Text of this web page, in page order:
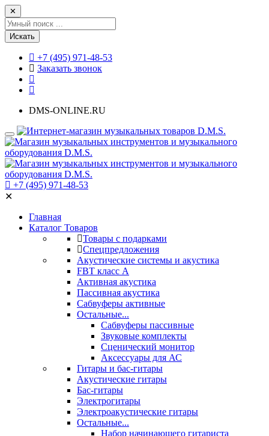
✕
Искать
+7 (495) 971-48-53
Заказать звонок
DMS-ONLINE.RU
+7 (495) 971-48-53
✕
Главная
Каталог Товаров
Товары с подарками
Спецпредложения
Акустические системы и акустика
FBT класс А
Активная акустика
Пассивная акустика
Сабвуферы активные
Остальные...
Сабвуферы пассивные
Звуковые комплекты
Сценический монитор
Аксессуары для АС
Гитары и бас-гитары
Акустические гитары
Бас-гитары
Электрогитары
Электроакустические гитары
Остальные...
Набор начинающего гитариста